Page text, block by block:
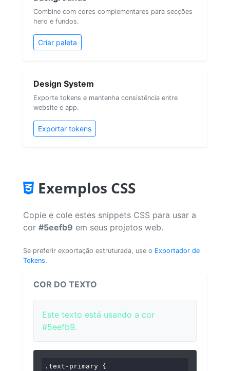
Combine com cores complementares para secções
hero e fundos.
Criar paleta
Design System
Exporte tokens e mantenha consistência entre
website e app.
Exportar tokens
Exemplos CSS
Copie e cole estes snippets CSS para usar a
cor #5eefb9 em seus projetos web.
Se preferir exportação estruturada, use o Exportador de
Tokens.
COR DO TEXTO
Este texto está usando a cor
#5eefb9.
.text-primary {